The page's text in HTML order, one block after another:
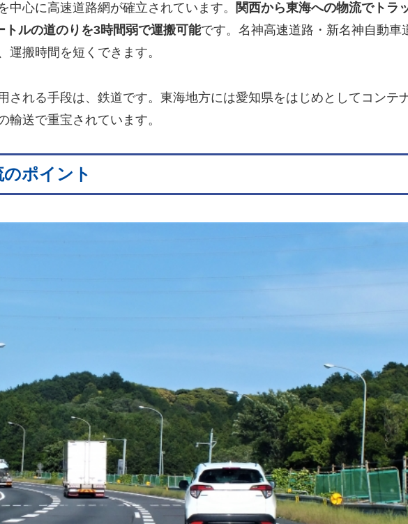
中心に高速道路網が確立されています。 関西から東海への物流でトラ
ルの道のりを3時間弱で運搬可能です。名神高速道路・新名神自動車
運搬時間を短くできます。
される手段は、鉄道です。東海地方には愛知県をはじめとしてコンテ
輸送で重宝されています。
ポイント